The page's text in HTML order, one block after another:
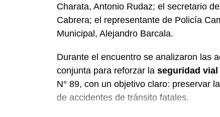
Charata, Antonio Rudaz; el secretario
Cabrera; el representante de Policía
Municipal, Alejandro Barcala.
Durante el encuentro se analizaron las
conjunta para reforzar la seguridad vial
N° 89, con un objetivo claro: preservar
de accidentes de tránsito fatales.